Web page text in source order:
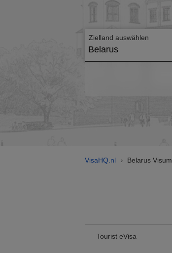
Zielland auswählen
Belarus
VisaHQ.nl › Belarus Visum
Tourist eVisa